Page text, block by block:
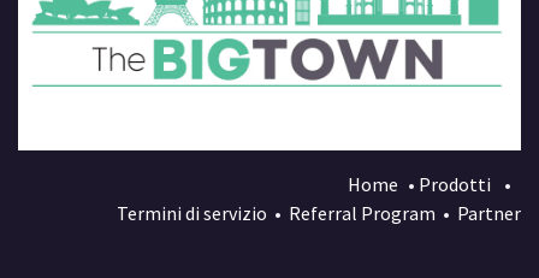
Home • Prodotti
•
Termini di servizio • Referral Program • Partner